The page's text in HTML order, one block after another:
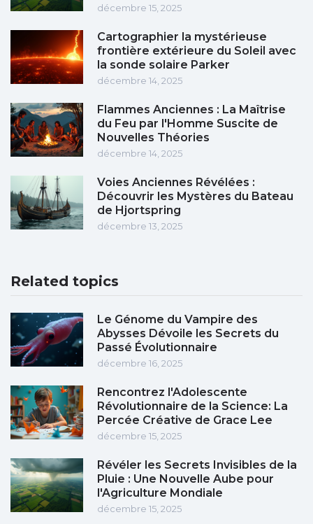
décembre 15, 2025
Cartographier la mystérieuse
frontière extérieure du Soleil avec
la sonde solaire Parker
décembre 14, 2025
Flammes Anciennes : La Maîtrise
du Feu par l'Homme Suscite de
Nouvelles Théories
décembre 14, 2025
Voies Anciennes Révélées :
Découvrir les Mystères du Bateau
de Hjortspring
décembre 13, 2025
Related topics
Le Génome du Vampire des
Abysses Dévoile les Secrets du
Passé Évolutionnaire
décembre 16, 2025
Rencontrez l'Adolescente
Révolutionnaire de la Science: La
Percée Créative de Grace Lee
décembre 15, 2025
Révéler les Secrets Invisibles de la
Pluie : Une Nouvelle Aube pour
l'Agriculture Mondiale
décembre 15, 2025